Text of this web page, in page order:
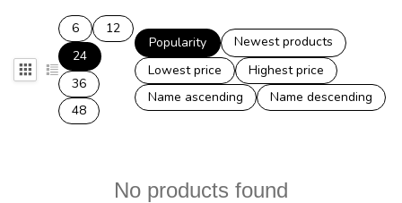
6
12
24
36
48
Popularity
Newest products
Lowest price
Highest price
Name ascending
Name descending
No products found